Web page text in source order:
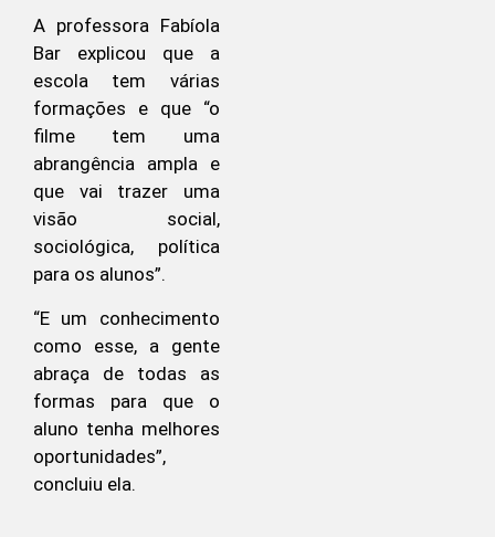
A professora Fabíola
Bar explicou que a
escola tem várias
formações e que “o
filme tem uma
abrangência ampla e
que vai trazer uma
visão social,
sociológica, política
para os alunos”.
“E um conhecimento
como esse, a gente
abraça de todas as
formas para que o
aluno tenha melhores
oportunidades”,
concluiu ela.